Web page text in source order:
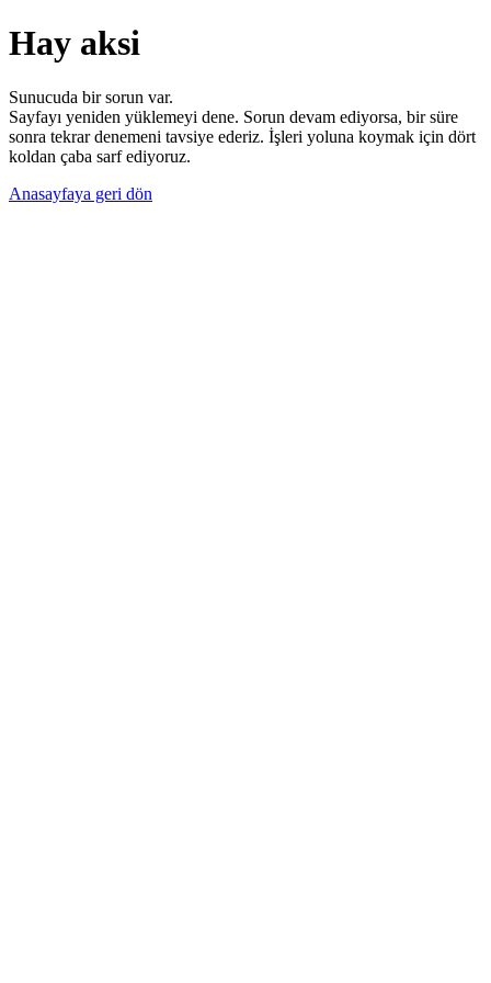
Hay aksi
Sunucuda bir sorun var.
Sayfayı yeniden yüklemeyi dene. Sorun devam ediyorsa, bir süre
sonra tekrar denemeni tavsiye ederiz. İşleri yoluna koymak için dört
koldan çaba sarf ediyoruz.
Anasayfaya geri dön